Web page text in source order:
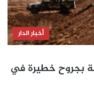
أخبار الدار
بجروح خطيرة في